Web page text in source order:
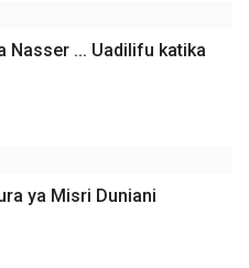
Nasser ... Uadilifu katika
ya Misri Duniani